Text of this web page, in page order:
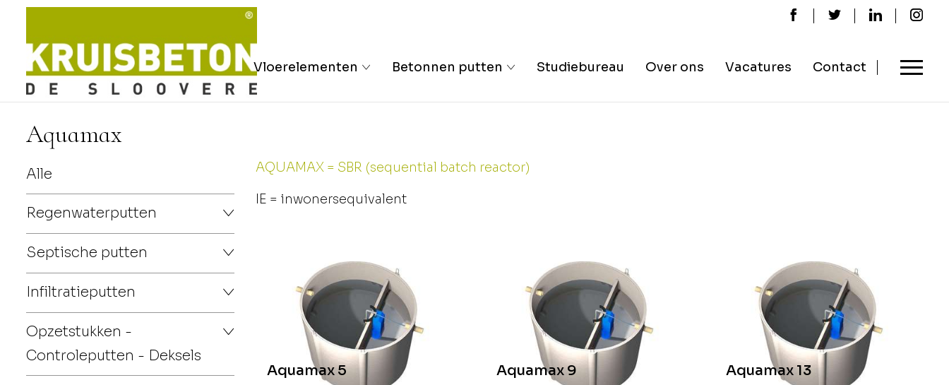
Vloerelementen Betonnen putten Studiebureau Over ons Vacatures Contact
Aquamax
Alle
Regenwaterputten
Septische putten
Infiltratieputten
Opzetstukken -
Controleputten - Deksels
AQUAMAX = SBR (sequential batch reactor)
IE = inwonersequivalent
Aquamax 5 Aquamax 9 Aquamax 13